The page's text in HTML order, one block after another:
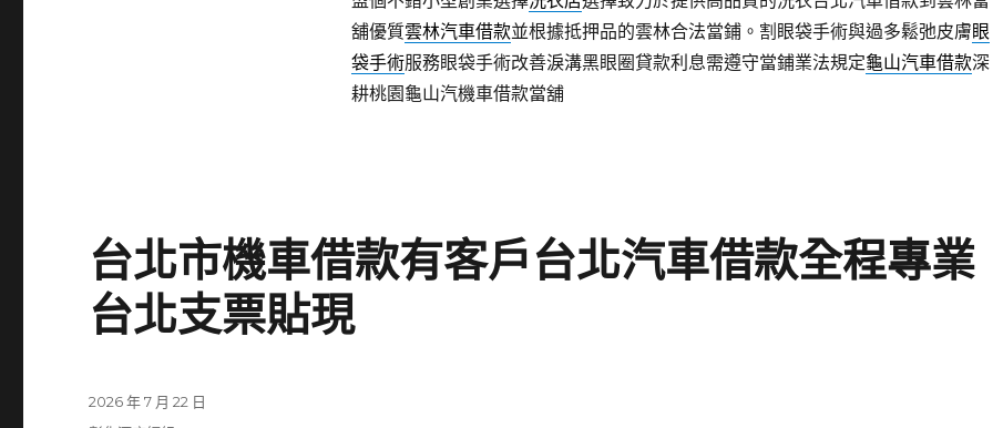
舖優質雲林汽車借款並根據抵押品的雲林合法當鋪。割眼袋手術與過多鬆弛皮膚眼
袋手術服務眼袋手術改善淚溝黑眼圈貸款利息需遵守當鋪業法規定龜山汽車借款深
耕桃園龜山汽機車借款當舖
台北市機車借款有客戶台北汽車借款全程專業
台北支票貼現
發
佈
2026 年 7 月 22 日